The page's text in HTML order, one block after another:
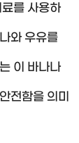
를 사용하
와 우유를
이 바나나
전함을 의미